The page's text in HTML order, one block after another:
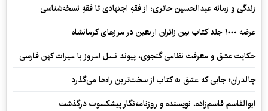
زندگی و زمانه عبدالحسین حائری؛ از فقهِ اجتهادی تا فقهِ نسخه‌شناسی
عرضه ۱۰۰۰ جلد کتاب بین زائران اربعین در مرزهای کرمانشاه
حکایت عشق و معرفت نظامی گنجوی، پیوند نسل امروز با میراث کهن فارسی
چالدران؛ جایی که عشق به کتاب از سخت‌ترین راه‌ها می‌گذرد
ابوالقاسم قاسم‌زاده، نویسنده و روزنامه‌نگار پیشکسوت درگذشت